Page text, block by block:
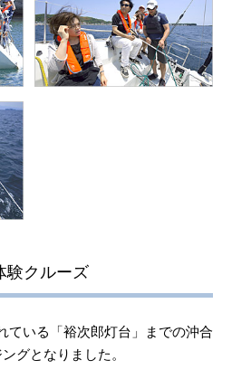
験クルーズ
ている「裕次郎灯台」までの沖合
グとなりました。